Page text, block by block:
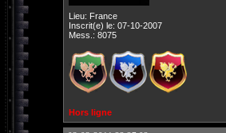
Lieu: France
Inscrit(e) le: 07-10-2007
Mess.: 8075
Hors ligne